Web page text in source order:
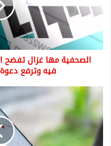
ادارة
تلفزيون
سوريا
العاملة
فيه
وترفع
(فيديو)
الصحفية مها غزال تفضح
فيه وترفع
آبل
وغوغل
يحزفان
فلسطين
من
خرائطهما